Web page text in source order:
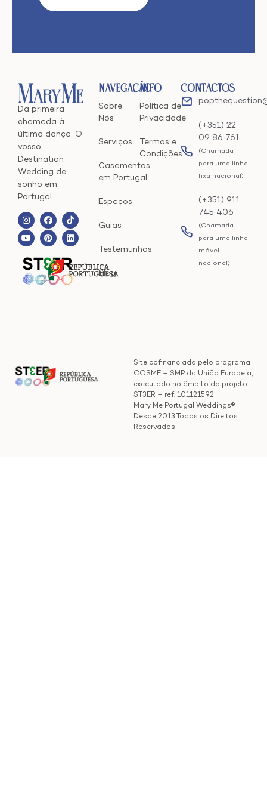
Da primeira
chamada à
última dança. O
vosso
Destination
Wedding de
sonho em
Portugal.
Navegação
Sobre
Nós
Serviços
Casamentos
em Portugal
Espaços
Guias
Testemunhos
Blog
Info
Política de
Privacidade
Termos e
Condições
Contactos
(+351) 22
09 86 761
(Chamada
para uma linha
fixa nacional)
(+351) 911
745 406
(Chamada
para uma linha
móvel
nacional)
Site cofinanciado pelo programa
COSME – SMP da União Europeia,
executado no âmbito do projeto
ST3ER – ref. 101121592
Mary Me Portugal Weddings®
Desde 2013 Todos os Direitos
Reservados